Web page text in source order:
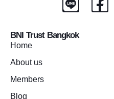
BNI Trust Bangkok
Home
About us
Members
Blog